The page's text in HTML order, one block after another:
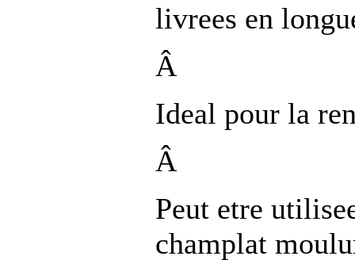
livrees en
Â
Ideal pour la
Â
Peut etre
champlat